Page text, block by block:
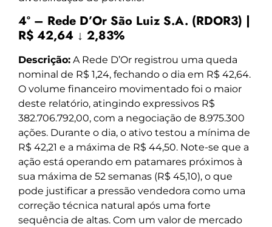
4º – Rede D’Or São Luiz S.A. (RDOR3) |
R$ 42,64 ↓ 2,83%
Descrição: A Rede D’Or registrou uma queda
nominal de R$ 1,24, fechando o dia em R$ 42,64.
O volume financeiro movimentado foi o maior
deste relatório, atingindo expressivos R$
382.706.792,00, com a negociação de 8.975.300
ações. Durante o dia, o ativo testou a mínima de
R$ 42,21 e a máxima de R$ 44,50. Note-se que a
ação está operando em patamares próximos à
sua máxima de 52 semanas (R$ 45,10), o que
pode justificar a pressão vendedora como uma
correção técnica natural após uma forte
sequência de altas. Com um valor de mercado